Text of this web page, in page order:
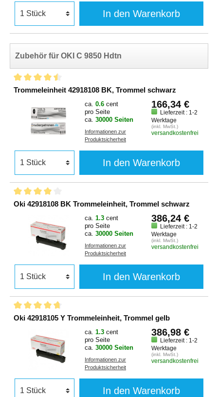
In den Warenkorb
Zubehör für OKI C 9850 Hdtn
Trommeleinheit 42918108 BK, Trommel schwarz
ca. 0.6 cent
pro Seite
ca. 30000 Seiten
Informationen zur
Produktsicherheit
166,34 €
Lieferzeit : 1-2
Werktage
(inkl. MwSt.)
versandkostenfrei
In den Warenkorb
Oki 42918108 BK Trommeleinheit, Trommel schwarz
ca. 1.3 cent
pro Seite
ca. 30000 Seiten
Informationen zur
Produktsicherheit
386,24 €
Lieferzeit : 1-2
Werktage
(inkl. MwSt.)
versandkostenfrei
In den Warenkorb
Oki 42918105 Y Trommeleinheit, Trommel gelb
ca. 1.3 cent
pro Seite
ca. 30000 Seiten
Informationen zur
Produktsicherheit
386,98 €
Lieferzeit : 1-2
Werktage
(inkl. MwSt.)
versandkostenfrei
In den Warenkorb